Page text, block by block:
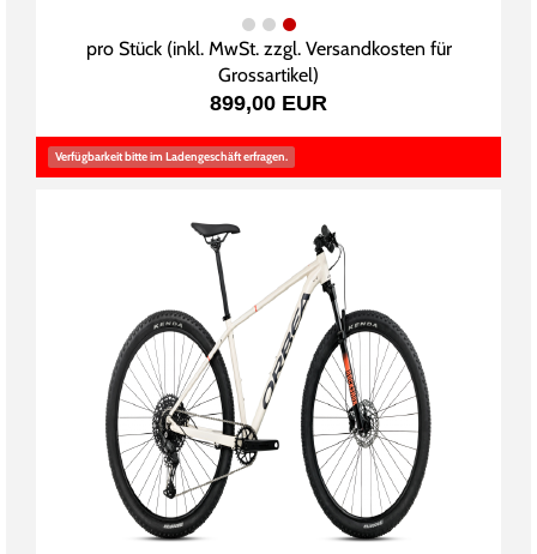
pro Stück (inkl. MwSt. zzgl. Versandkosten für
Grossartikel)
899,00 EUR
Verfügbarkeit bitte im Ladengeschäft erfragen.